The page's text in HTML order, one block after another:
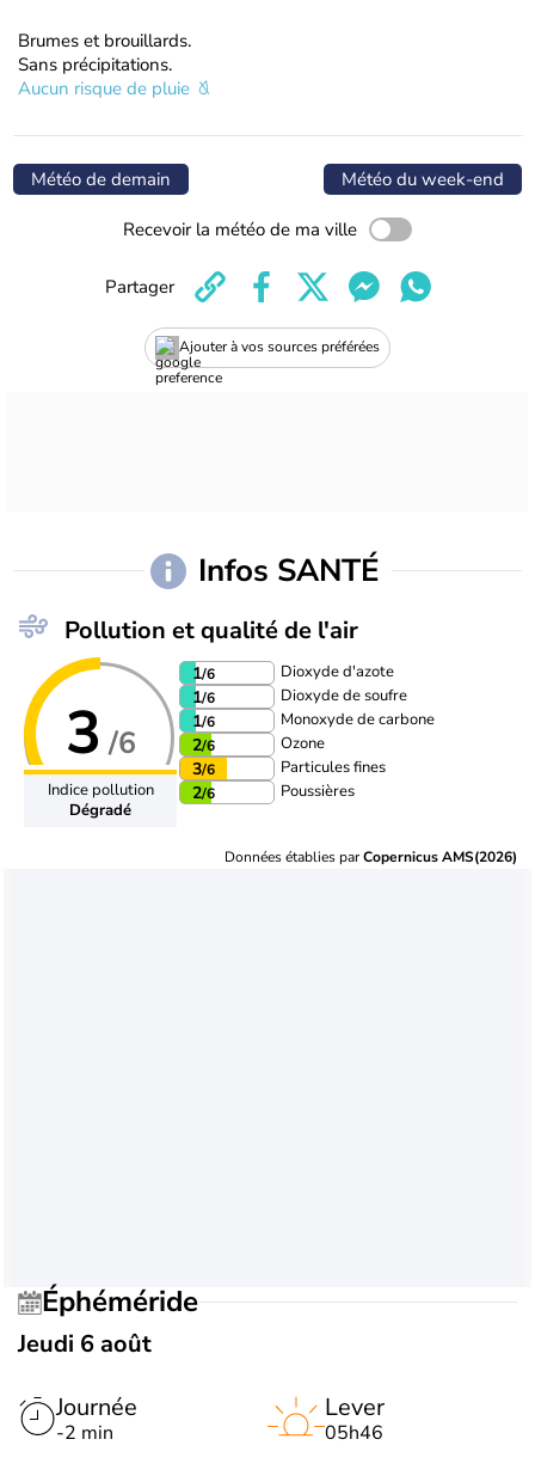
Brumes et brouillards.
Sans précipitations.
Aucun risque de pluie
Météo de demain Météo du week-end
Recevoir la météo de ma ville
Ajouter à vos sources préférées
Partager
Infos SANTÉ
Pollution et qualité de l'air
3 /6
Indice pollution
Dégradé
1/6 Dioxyde d'azote
1/6 Dioxyde de soufre
1/6 Monoxyde de carbone
2/6 Ozone
3/6 Particules fines
2/6 Poussières
Données établies parCopernicus AMS(2026)
Éphéméride
Jeudi 6 août
Journée
-2 min
Lever
05h46